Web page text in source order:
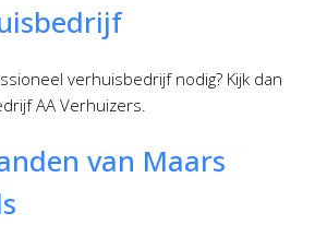
verhuisbedrijf nodig? Kijk dan
AA Verhuizers.
van Maars